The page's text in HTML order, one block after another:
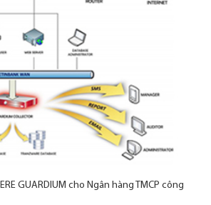
GUARDIUM cho Ngân hàng TMCP công